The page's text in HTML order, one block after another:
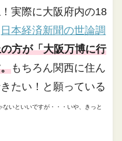
実際に大阪府内の18
日本経済新聞の世論調
方が「大阪万博に行
もちろん関西に住ん
たい！と願っている
ないといいですが・・・いや、きっと